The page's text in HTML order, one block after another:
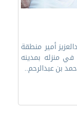
أمير منطقة
في منزله بمدينه
بن عبدالرحم..